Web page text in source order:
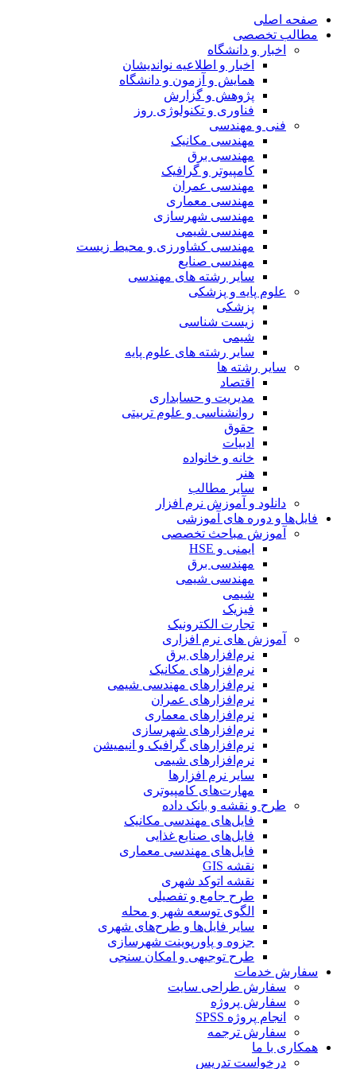
صفحه اصلی
مطالب تخصصی
اخبار و دانشگاه
اخبار و اطلاعیه نواندیشان
همایش و آزمون و دانشگاه
پژوهش و گزارش
فناوری و تکنولوژی روز
فنی و مهندسی
مهندسی مکانیک
مهندسی برق
کامپیوتر و گرافیک
مهندسی عمران
مهندسی معماری
مهندسی شهرسازی
مهندسی شیمی
مهندسی کشاورزی و محیط زیست
مهندسی صنایع
سایر رشته های مهندسی
علوم پایه و پزشکی
پزشکی
زیست شناسی
شیمی
سایر رشته های علوم پایه
سایر رشته ها
اقتصاد
مدیریت و حسابداری
روانشناسی و علوم تربیتی
حقوق
ادبیات
خانه و خانواده
هنر
سایر مطالب
دانلود و آموزش نرم افزار
فایل‌ها و دوره های آموزشی
آموزش مباحث تخصصی
ایمنی و HSE
مهندسی برق
مهندسی شیمی
شیمی
فیزیک
تجارت الکترونیک
آموزش های نرم افزاری
نرم‌افزارهای برق
نرم‌افزارهای مکانیک
نرم‌افزارهای مهندسی شیمی
نرم‌افزارهای عمران
نرم‌افزارهای معماری
نرم‌افزارهای شهرسازی
نرم‌افزارهای گرافیک و انیمیشن
نرم‌افزارهای شیمی
سایر نرم افزارها
مهارت‌های کامپیوتری
طرح و نقشه و بانک داده
فایل‌های مهندسی مکانیک
فایل‌های صنایع غذایی
فایل‌های مهندسی معماری
نقشه GIS
نقشه اتوکد شهری
طرح جامع و تفصیلی
الگوی توسعه شهر و محله
سایر فایل‌ها و طرح‌های شهری
جزوه و پاورپوینت شهرسازی
طرح توجیهی و امکان سنجی
سفارش خدمات
سفارش طراحی سایت
سفارش پروژه
انجام پروژه SPSS
سفارش ترجمه
همکاری با ما
درخواست تدریس